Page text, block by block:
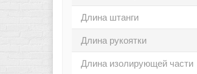
Длина штанги
Длина рукоятки
Длина изолирующей части